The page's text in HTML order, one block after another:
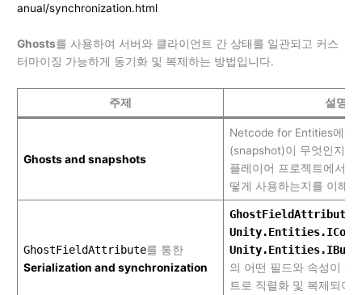
anual/synchronization.html
Ghosts를 사용하여 서버와 클라이언트 간 상태를 일관되고 커스
터마이징 가능하게 동기화 및 복제하는 방법입니다.
주제 설명
Ghosts and snapshots
Netcode for Entities에서
(snapshot)이 무엇인지,
플레이어 프로젝트에서
떻게 사용하는지를 이해
GhostFieldAttribute를 통한
Serialization and synchronization
GhostFieldAttribute
의 어떤 필드와 속성이 서
트로 직렬화 및 복제되어